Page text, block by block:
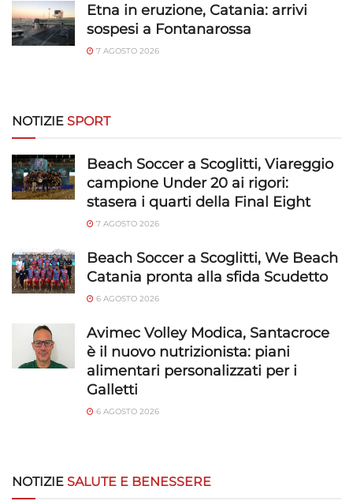
Etna in eruzione, Catania: arrivi
sospesi a Fontanarossa
7 AGOSTO 2026
NOTIZIE SPORT
Beach Soccer a Scoglitti, Viareggio
campione Under 20 ai rigori:
stasera i quarti della Final Eight
7 AGOSTO 2026
Beach Soccer a Scoglitti, We Beach
Catania pronta alla sfida Scudetto
6 AGOSTO 2026
Avimec Volley Modica, Santacroce
è il nuovo nutrizionista: piani
alimentari personalizzati per i
Galletti
6 AGOSTO 2026
NOTIZIE SALUTE E BENESSERE